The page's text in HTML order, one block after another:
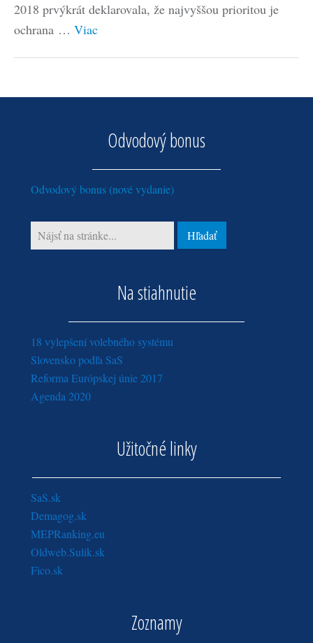
2018 prvýkrát deklarovala, že najvyššou prioritou je
ochrana … Viac
Odvodový bonus
Odvodový bonus (nové vydanie)
Na stiahnutie
18 vylepšení volebného systému
Slovensko podľa SaS
Reforma Európskej únie 2017
Agenda 2020
Užitočné linky
SaS.sk
Demagog.sk
MEPRanking.eu
Oldweb.Sulik.sk
Fico.sk
Zoznamy